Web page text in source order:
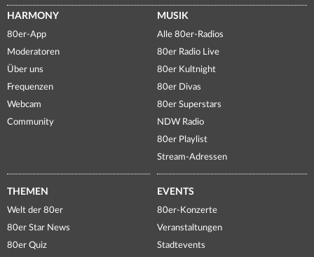
HARMONY
80er-App
Moderatoren
Über uns
Frequenzen
Webcam
Community
MUSIK
Alle 80er-Radios
80er Radio Live
80er Kultnight
80er Divas
80er Superstars
NDW Radio
80er Playlist
Stream-Adressen
THEMEN
Welt der 80er
80er Star News
80er Quiz
EVENTS
80er-Konzerte
Veranstaltungen
Stadtevents